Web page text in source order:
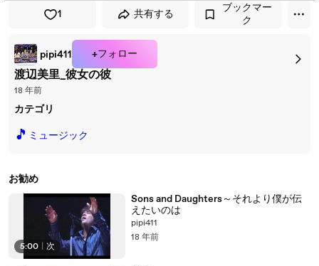
1 共有する
ブックマー
ク
pipi411 +フォロー
渡辺美里_彼女の彼
18 年前
カテゴリ
🎵 ミュージック
お勧め
5:00 次
Sons and Daughters～それより僕が伝
えたいのは
pipi411
18 年前